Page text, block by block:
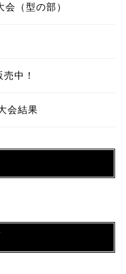
（型の部）
中！
会結果